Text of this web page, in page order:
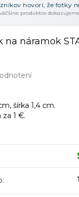
hovorí, že fotky
produktov
náramok
šírka 1,4 cm.
za 1 €.